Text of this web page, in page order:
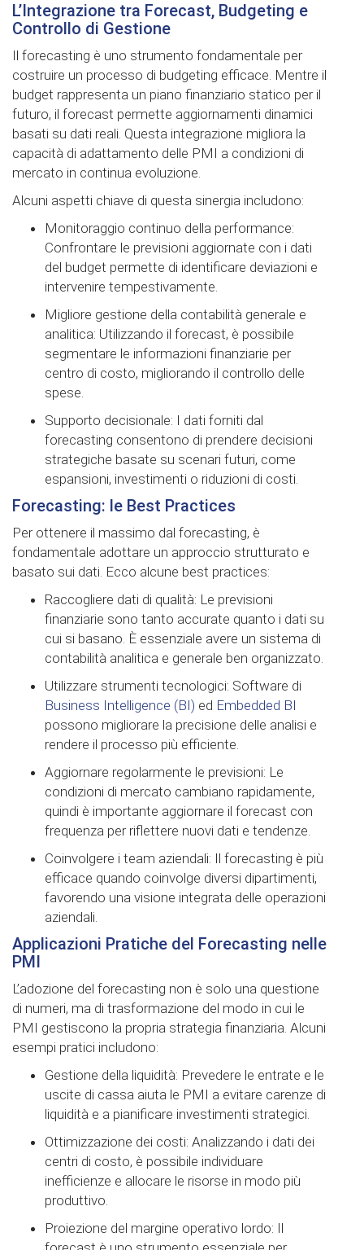
L’Integrazione tra Forecast, Budgeting e
Controllo di Gestione
Il forecasting è uno strumento fondamentale per
costruire un processo di budgeting efficace. Mentre il
budget rappresenta un piano finanziario statico per il
futuro, il forecast permette aggiornamenti dinamici
basati su dati reali. Questa integrazione migliora la
capacità di adattamento delle PMI a condizioni di
mercato in continua evoluzione.
Alcuni aspetti chiave di questa sinergia includono:
Monitoraggio continuo della performance:
Confrontare le previsioni aggiornate con i dati
del budget permette di identificare deviazioni e
intervenire tempestivamente.
Migliore gestione della contabilità generale e
analitica: Utilizzando il forecast, è possibile
segmentare le informazioni finanziarie per
centro di costo, migliorando il controllo delle
spese.
Supporto decisionale: I dati forniti dal
forecasting consentono di prendere decisioni
strategiche basate su scenari futuri, come
espansioni, investimenti o riduzioni di costi.
Forecasting: le Best Practices
Per ottenere il massimo dal forecasting, è
fondamentale adottare un approccio strutturato e
basato sui dati. Ecco alcune best practices:
Raccogliere dati di qualità: Le previsioni
finanziarie sono tanto accurate quanto i dati su
cui si basano. È essenziale avere un sistema di
contabilità analitica e generale ben organizzato.
Utilizzare strumenti tecnologici: Software di
Business Intelligence (BI) ed Embedded BI
possono migliorare la precisione delle analisi e
rendere il processo più efficiente.
Aggiornare regolarmente le previsioni: Le
condizioni di mercato cambiano rapidamente,
quindi è importante aggiornare il forecast con
frequenza per riflettere nuovi dati e tendenze.
Coinvolgere i team aziendali: Il forecasting è più
efficace quando coinvolge diversi dipartimenti,
favorendo una visione integrata delle operazioni
aziendali.
Applicazioni Pratiche del Forecasting nelle
PMI
L’adozione del forecasting non è solo una questione
di numeri, ma di trasformazione del modo in cui le
PMI gestiscono la propria strategia finanziaria. Alcuni
esempi pratici includono:
Gestione della liquidità: Prevedere le entrate e le
uscite di cassa aiuta le PMI a evitare carenze di
liquidità e a pianificare investimenti strategici.
Ottimizzazione dei costi: Analizzando i dati dei
centri di costo, è possibile individuare
inefficienze e allocare le risorse in modo più
produttivo.
Proiezione del margine operativo lordo: Il